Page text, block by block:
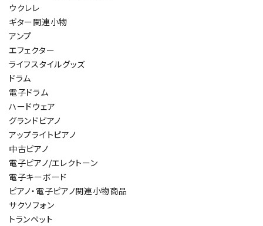
ウクレレ
ギター関連小物
アンプ
エフェクター
ライフスタイルグッズ
ドラム
電子ドラム
ハードウェア
グランドピアノ
アップライトピアノ
中古ピアノ
電子ピアノ/エレクトーン
電子キーボード
ピアノ・電子ピアノ関連小物商品
サクソフォン
トランペット